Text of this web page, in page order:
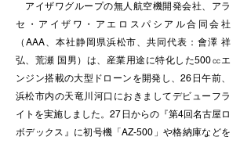
アイザワグループの無人航空機開発会社、アラ
セ・アイザワ・アエロスパシアル合同会社
（AAA、本社静岡県浜松市、共同代表：會澤 祥
弘、荒瀬 国男）は、産業用途に特化した500㏄エ
ンジン搭載の大型ドローンを開発し、26日午前、
浜松市内の天竜川河口におきましてデビューフラ
イトを実施しました。27日からの『第4回名古屋ロ
ボデックス』に初号機「AZ-500」や格納庫などを